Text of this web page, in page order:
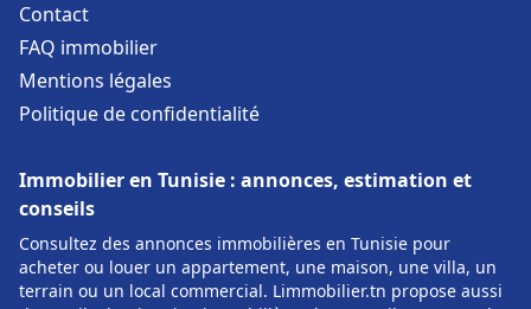
Contact
FAQ immobilier
Mentions légales
Politique de confidentialité
Immobilier en Tunisie : annonces, estimation et
conseils
Consultez des annonces immobilières en Tunisie pour
acheter ou louer un appartement, une maison, une villa, un
terrain ou un local commercial. Limmobilier.tn propose aussi